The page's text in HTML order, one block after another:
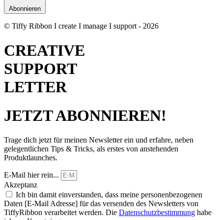
Abonnieren
© Tiffy Ribbon I create I manage I support - 2026
CREATIVE
SUPPORT
LETTER
JETZT ABONNIEREN!
Trage dich jetzt für meinen Newsletter ein und erfahre, neben
gelegentlichen Tips & Tricks, als erstes von anstehenden
Produktlaunches.
E-Mail hier rein...
Akzeptanz
Ich bin damit einverstanden, dass meine personenbezogenen
Daten [E-Mail Adresse] für das versenden des Newsletters von
TiffyRibbon verarbeitet werden. Die Datenschutzbestimmung habe